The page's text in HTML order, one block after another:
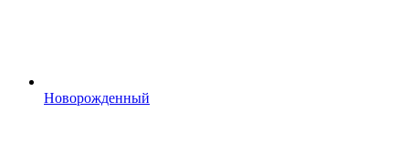
Новорожденный